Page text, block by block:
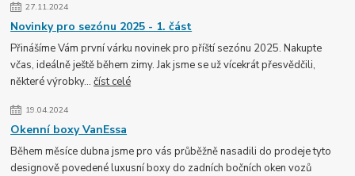
27.11.2024
Novinky pro sezónu 2025 - 1. část
Přinášíme Vám první várku novinek pro příští sezónu 2025. Nakupte
včas, ideálně ještě během zimy. Jak jsme se už vícekrát přesvědčili,
některé výrobky...číst celé
19.04.2024
Okenní boxy VanEssa
Během měsíce dubna jsme pro vás průběžně nasadili do prodeje tyto
designově povedené luxusní boxy do zadních bočních oken vozů